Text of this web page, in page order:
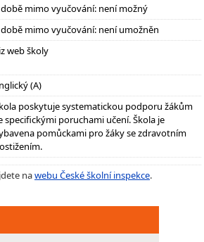
mimo vyučování: není možný
mimo vyučování: není umožněn
web školy
(A)
poskytuje systematickou podporu žákům
specifickými poruchami učení. Škola je
pomůckami pro žáky se zdravotním
nawebu České školní inspekce.